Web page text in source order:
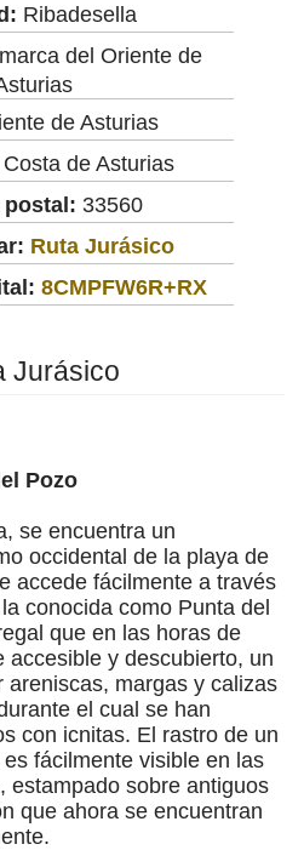
Ribadesella
del Oriente de
de Asturias
Costa de Asturias
33560
Ruta Jurásico
8CMPFW6R+RX
Jurásico
Pozo
se encuentra un
occidental de la playa de
accede fácilmente a través
conocida como Punta del
que en las horas de
accesible y descubierto, un
areniscas, margas y calizas
el cual se han
con icnitas. El rastro de un
fácilmente visible en las
estampado sobre antiguos
que ahora se encuentran